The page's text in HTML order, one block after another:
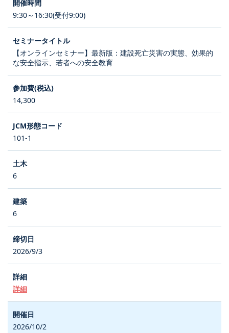
9:30～16:30(受付9:00)
【オンラインセミナー】最新版：建設死亡災害の実態、効果的
な安全指示、若者への安全教育
14,300
101-1
6
6
2026/9/3
詳細
2026/10/2